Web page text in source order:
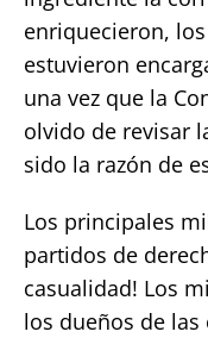
enriquecieron,
estuvieron
una vez que la
olvido de revisar
sido la razón de
Los principales
partidos de
casualidad! Los
los dueños de las